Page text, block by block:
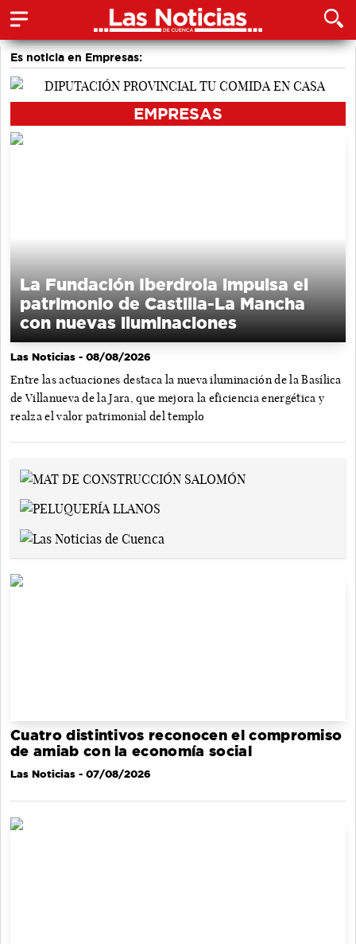
Es noticia en Empresas:
EMPRESAS
La Fundación Iberdrola impulsa el
patrimonio de Castilla-La Mancha
con nuevas iluminaciones
Las Noticias - 08/08/2026
Entre las actuaciones destaca la nueva iluminación de la Basílica
de Villanueva de la Jara, que mejora la eficiencia energética y
realza el valor patrimonial del templo
Cuatro distintivos reconocen el compromiso
de amiab con la economía social
Las Noticias - 07/08/2026